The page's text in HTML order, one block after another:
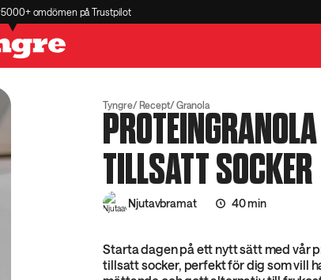
5000+ omdömen på Trustpilot
Tyngre Recept Granola
TILLSATT SOCKER
Njutavbramat 40 min
Starta dagen på ett nytt sätt med vår
tillsatt socker, perfekt för dig som vill